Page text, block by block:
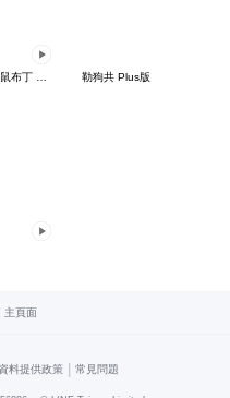
企鵝皮蛋 X 天竺鼠布丁 有點厭世 勒狗共 Plus版
主頁面
料提供政策 | 常見問題